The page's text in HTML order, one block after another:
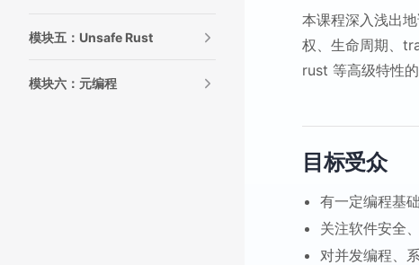
模块五：Unsafe Rust
模块六：元编程
本课程深入浅出
权、生命周期、
rust 等高级特性的
目标受众
有一定编程基
关注软件安全
对并发编程、